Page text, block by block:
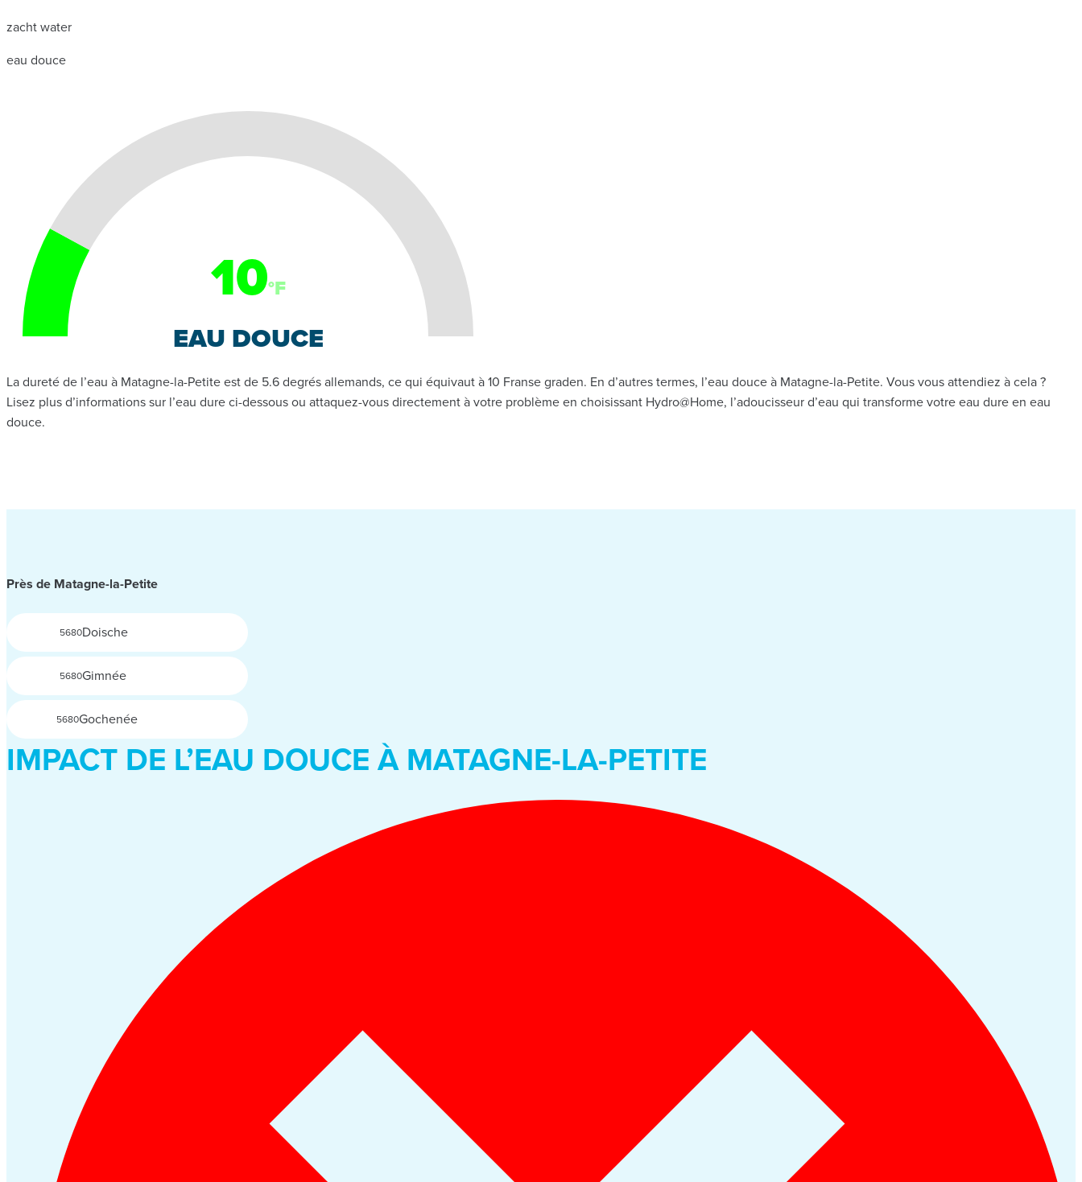
zacht water
eau douce
10°F
EAU DOUCE
La dureté de l’eau à Matagne-la-Petite est de 5.6 degrés allemands, ce qui équivaut à 10 Franse graden. En d’autres termes, l’eau douce à Matagne-la-Petite. Vous vous attendiez à cela ?
Lisez plus d’informations sur l’eau dure ci-dessous ou attaquez-vous directement à votre problème en choisissant Hydro@Home, l’adoucisseur d’eau qui transforme votre eau dure en eau
douce.
Près de Matagne-la-Petite
5680Doische
5680Gimnée
5680Gochenée
IMPACT DE L’EAU DOUCE À MATAGNE-LA-PETITE